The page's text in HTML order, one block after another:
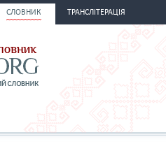
СЛОВНИК ТРАНСЛІТЕРАЦІЯ